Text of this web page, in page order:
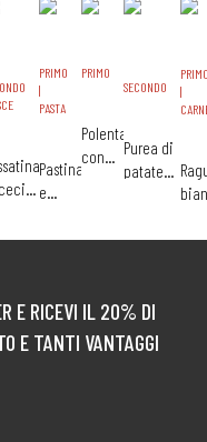
di
PRIMO
|
PASTA
Pastina
e
PRIMO
Polenta
con
SECONDO
Purea di
patate
|
E RICEVI IL 20% DI
E TANTI VANTAGGI